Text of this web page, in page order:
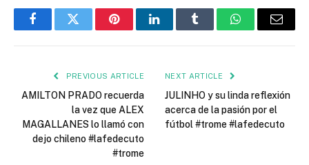
FacebookTwitter PinterestLinkedInTumblr WhatsAppEmail
PREVIOUS ARTICLE
AMILTON PRADO recuerda
la vez que ALEX
MAGALLANES lo llamó con
dejo chileno #lafedecuto
#trome
NEXT ARTICLE
JULINHO y su linda reflexión
acerca de la pasión por el
fútbol #trome #lafedecuto